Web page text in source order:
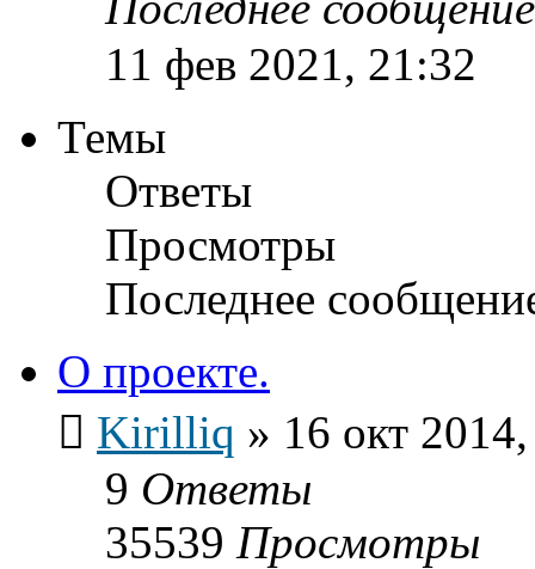
11 фев 2021, 21:32
Темы
Ответы
Просмотры
Последнее
О проекте.
Kirilliq » 16 окт
9 Ответы
35539 Просмотры